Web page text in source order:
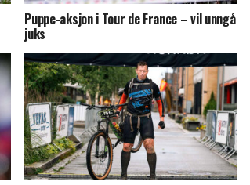
Puppe-aksjon i Tour de France – vil unngå
juks